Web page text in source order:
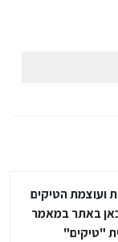
ועוצמת הטיקים
באתר במאמר
"טיקים"